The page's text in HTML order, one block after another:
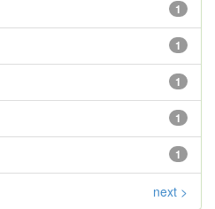
1
1
1
1
1
next >